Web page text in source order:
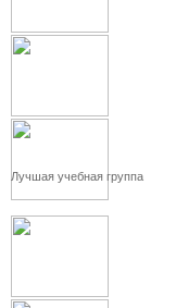
Лучшая учебная группа